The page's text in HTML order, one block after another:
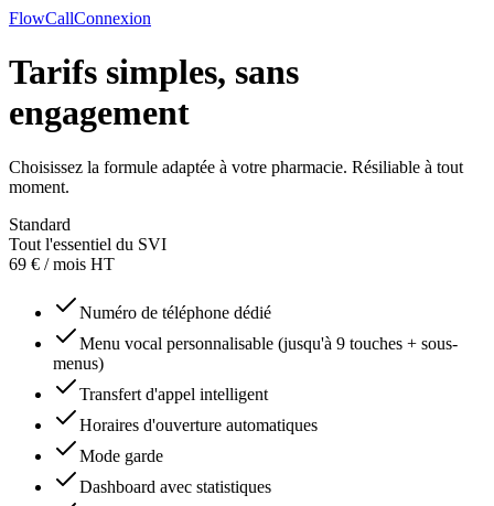
FlowCallConnexion
Tarifs simples, sans
engagement
Choisissez la formule adaptée à votre pharmacie. Résiliable à tout
moment.
Standard
Tout l'essentiel du SVI
69 € / mois HT
Numéro de téléphone dédié
Menu vocal personnalisable (jusqu'à 9 touches + sous-
menus)
Transfert d'appel intelligent
Horaires d'ouverture automatiques
Mode garde
Dashboard avec statistiques